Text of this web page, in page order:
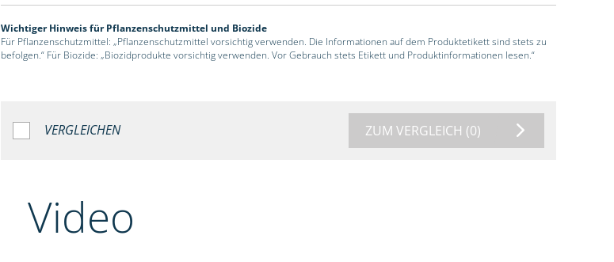
Wichtiger Hinweis für Pflanzenschutzmittel und Biozide
Für Pflanzenschutzmittel: „Pflanzenschutzmittel vorsichtig verwenden. Die Informationen auf dem Produktetikett sind stets zu
befolgen.“ Für Biozide: „Biozidprodukte vorsichtig verwenden. Vor Gebrauch stets Etikett und Produktinformationen lesen.“
VERGLEICHEN ZUM VERGLEICH (0)
Video